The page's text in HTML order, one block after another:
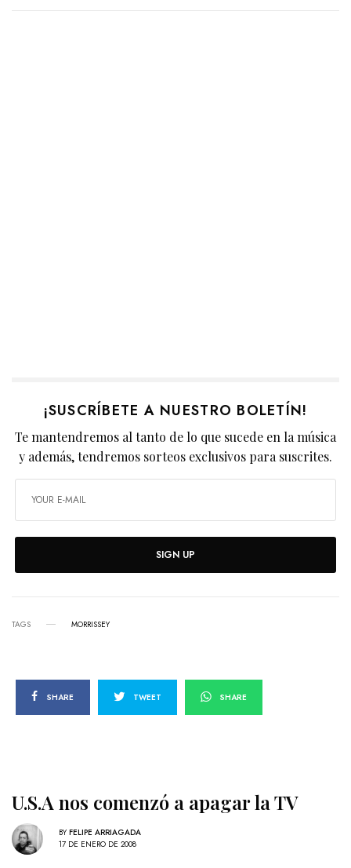
¡SUSCRÍBETE A NUESTRO BOLETÍN!
Te mantendremos al tanto de lo que sucede en la música
y además, tendremos sorteos exclusivos para suscrites.
SIGN UP
TAGS MORRISSEY
SHARE TWEET SHARE
U.S.A nos comenzó a apagar la TV
BY FELIPE ARRIAGADA
17 DE ENERO DE 2008